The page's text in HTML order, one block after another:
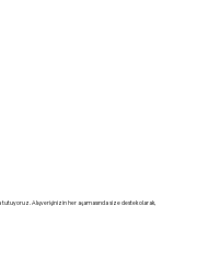
Alışverişinizin her aşamasında size destek olarak,